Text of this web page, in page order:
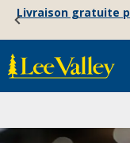
content
StatementLivraison gratuite